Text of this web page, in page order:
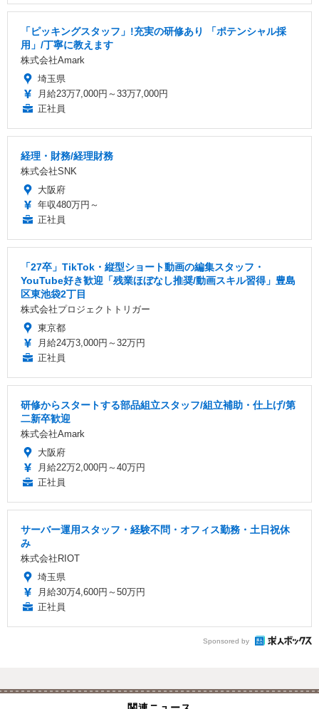
「ピッキングスタッフ」!充実の研修あり 「ポテンシャル採
用」/丁寧に教えます
株式会社Amark
埼玉県
月給23万7,000円～33万7,000円
正社員
経理・財務/経理財務
株式会社SNK
大阪府
年収480万円～
正社員
「27卒」TikTok・縦型ショート動画の編集スタッフ・
YouTube好き歓迎「残業ほぼなし推奨/動画スキル習得」豊島
区東池袋2丁目
株式会社プロジェクトトリガー
東京都
月給24万3,000円～32万円
正社員
研修からスタートする部品組立スタッフ/組立補助・仕上げ/第
二新卒歓迎
株式会社Amark
大阪府
月給22万2,000円～40万円
正社員
サーバー運用スタッフ・経験不問・オフィス勤務・土日祝休
み
株式会社RIOT
埼玉県
月給30万4,600円～50万円
正社員
Sponsored by
関連ニュース